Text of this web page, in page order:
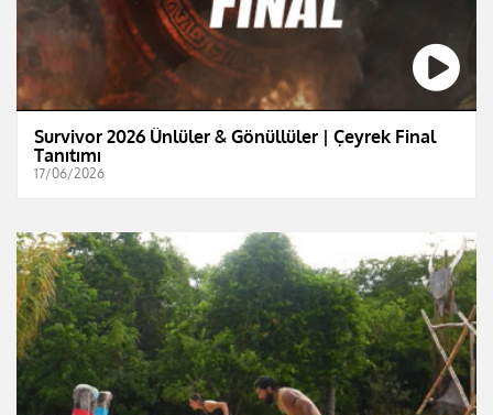
Survivor 2026 Ünlüler & Gönüllüler | Çeyrek Final
Tanıtımı
17/06/2026